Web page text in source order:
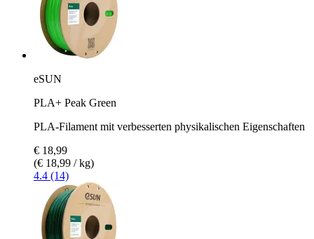
eSUN
PLA+ Peak Green
PLA-Filament mit verbesserten physikalischen Eigenschaften
€ 18,99
(€ 18,99 / kg)
4.4 (14)